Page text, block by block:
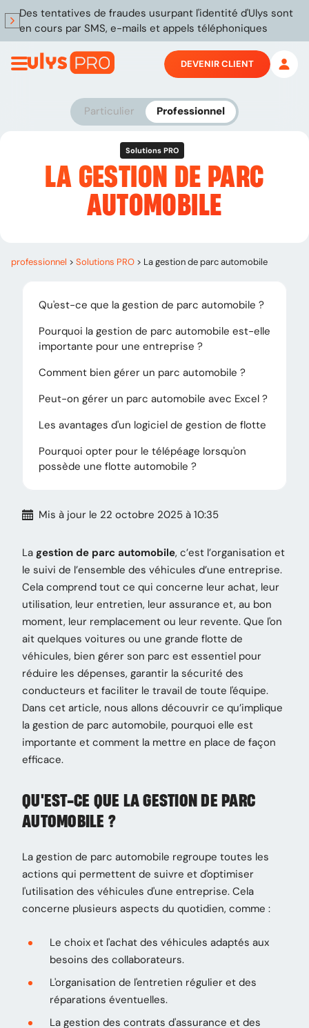
Des tentatives de fraudes usurpant l'identité d'Ulys sont
en cours par SMS, e-mails et appels téléphoniques
Particulier Professionnel
DEVENIR CLIENT
Solutions PRO
LA GESTION DE PARC
AUTOMOBILE
professionnel > Solutions PRO > La gestion de parc automobile
Qu'est-ce que la gestion de parc automobile ?
Pourquoi la gestion de parc automobile est-elle
importante pour une entreprise ?
Comment bien gérer un parc automobile ?
Peut-on gérer un parc automobile avec Excel ?
Les avantages d'un logiciel de gestion de flotte
Pourquoi opter pour le télépéage lorsqu'on
possède une flotte automobile ?
Mis à jour le 22 octobre 2025 à 10:35
La gestion de parc automobile, c’est l’organisation et
le suivi de l’ensemble des véhicules d’une entreprise.
Cela comprend tout ce qui concerne leur achat, leur
utilisation, leur entretien, leur assurance et, au bon
moment, leur remplacement ou leur revente. Que l'on
ait quelques voitures ou une grande flotte de
véhicules, bien gérer son parc est essentiel pour
réduire les dépenses, garantir la sécurité des
conducteurs et faciliter le travail de toute l'équipe.
Dans cet article, nous allons découvrir ce qu’implique
la gestion de parc automobile, pourquoi elle est
importante et comment la mettre en place de façon
efficace.
QU'EST-CE QUE LA GESTION DE PARC
AUTOMOBILE ?
La gestion de parc automobile regroupe toutes les
actions qui permettent de suivre et d'optimiser
l'utilisation des véhicules d'une entreprise. Cela
concerne plusieurs aspects du quotidien, comme :
Le choix et l'achat des véhicules adaptés aux
besoins des collaborateurs.
L'organisation de l'entretien régulier et des
réparations éventuelles.
La gestion des contrats d'assurance et des